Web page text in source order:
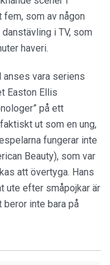
som av någon
i TV, som
haveri.
anses vara seriens
Easton Ellis
på ett
ut som en ung,
fungerar inte
Beauty), som var
att övertyga. Hans
ute efter småpojkar är
inte bara på